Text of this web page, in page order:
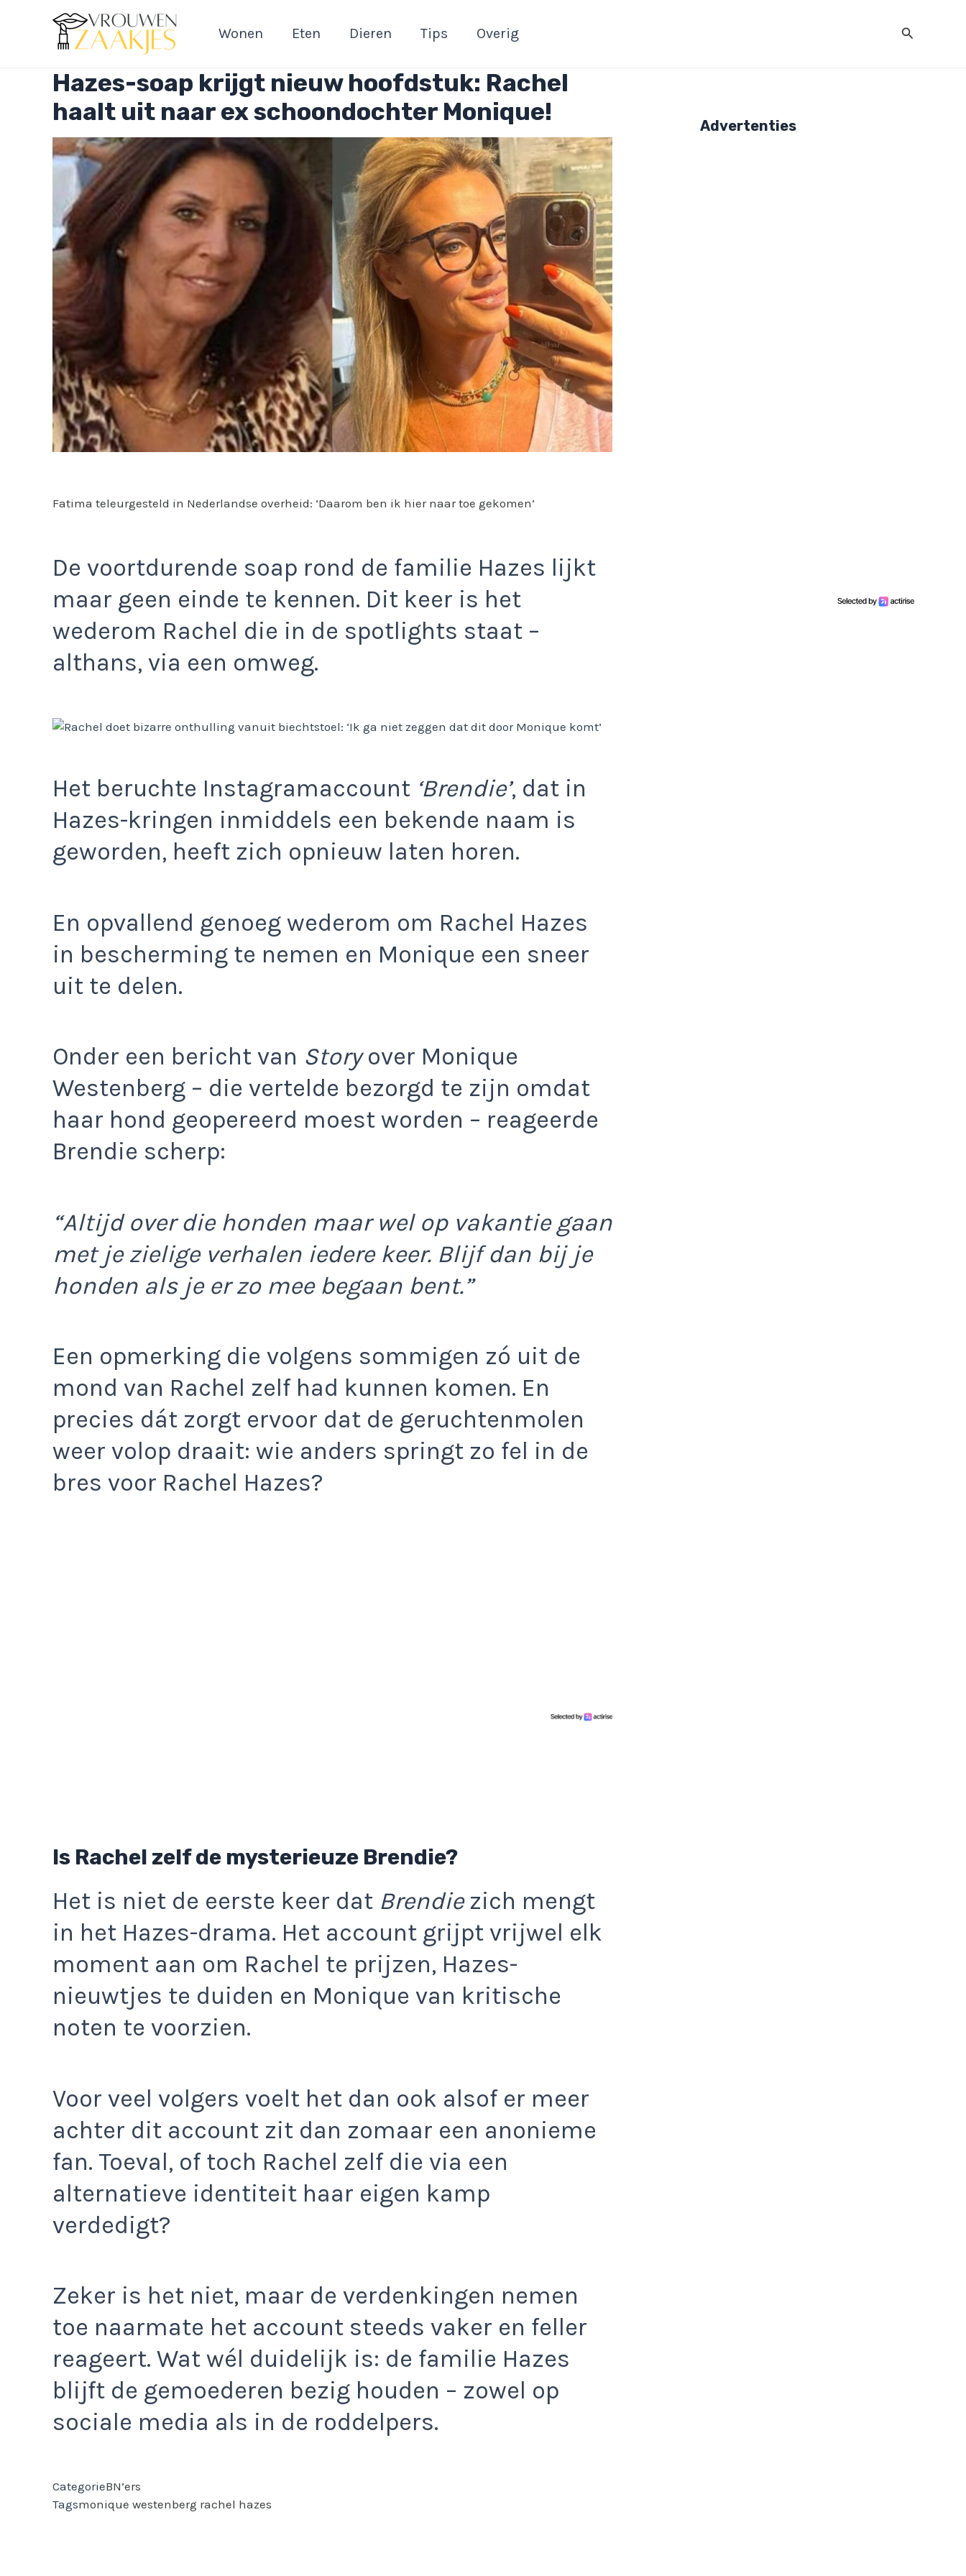
Wonen Eten Dieren Tips Overig Zoeken
Hazes-soap krijgt nieuw hoofdstuk: Rachel
haalt uit naar ex schoondochter Monique!
Fatima teleurgesteld in Nederlandse overheid: ‘Daarom ben ik hier naar toe gekomen’
De voortdurende soap rond de familie Hazes lijkt
maar geen einde te kennen. Dit keer is het
wederom Rachel die in de spotlights staat –
althans, via een omweg.
Het beruchte Instagramaccount ‘Brendie’, dat in
Hazes-kringen inmiddels een bekende naam is
geworden, heeft zich opnieuw laten horen.
En opvallend genoeg wederom om Rachel Hazes
in bescherming te nemen en Monique een sneer
uit te delen.
Onder een bericht van Storyover Monique
Westenberg – die vertelde bezorgd te zijn omdat
haar hond geopereerd moest worden – reageerde
Brendie scherp:
“Altijd over die honden maar wel op vakantie gaan
met je zielige verhalen iedere keer. Blijf dan bij je
honden als je er zo mee begaan bent.”
Een opmerking die volgens sommigen zó uit de
mond van Rachel zelf had kunnen komen. En
precies dát zorgt ervoor dat de geruchtenmolen
weer volop draait: wie anders springt zo fel in de
bres voor Rachel Hazes?
Is Rachel zelf de mysterieuze Brendie?
Het is niet de eerste keer dat Brendiezich mengt
in het Hazes-drama. Het account grijpt vrijwel elk
moment aan om Rachel te prijzen, Hazes-
nieuwtjes te duiden en Monique van kritische
noten te voorzien.
Voor veel volgers voelt het dan ook alsof er meer
achter dit account zit dan zomaar een anonieme
fan. Toeval, of toch Rachel zelf die via een
alternatieve identiteit haar eigen kamp
verdedigt?
Zeker is het niet, maar de verdenkingen nemen
toe naarmate het account steeds vaker en feller
reageert. Wat wél duidelijk is: de familie Hazes
blijft de gemoederen bezig houden – zowel op
sociale media als in de roddelpers.
CategorieBN’ers
Tagsmonique westenberg rachel hazes
Advertenties